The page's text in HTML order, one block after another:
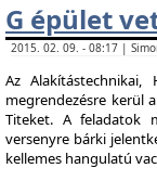
G épület
2015. 02. 09. - 08:17 |
Az Alakítástechnikai,
megrendezésre kerül
Titeket. A feladatok
versenyre bárki
kellemes hangulatú